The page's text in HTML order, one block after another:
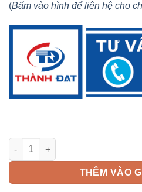
(Bấm vào hình để liên hệ cho
Cáp H1Z2Z2-K 25mm2 CADIVI số
THÊM VÀO